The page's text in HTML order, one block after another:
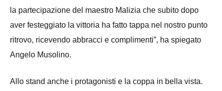
la partecipazione del maestro Malizia che subito dopo
aver festeggiato la vittoria ha fatto tappa nel nostro punto
ritrovo, ricevendo abbracci e complimenti”, ha spiegato
Angelo Musolino.
Allo stand anche i protagonisti e la coppa in bella vista.